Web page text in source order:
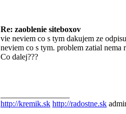
Re: zaoblenie siteboxov
vie neviem co s tym dakujem ze
neviem co s tym. problem zatial nema
Co dalej???
http://kremik.sk http://radostne.sk